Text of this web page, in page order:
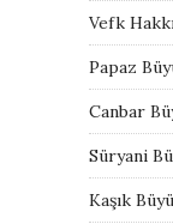
Vefk
Papaz
Canbar
Süryani
Kaşık